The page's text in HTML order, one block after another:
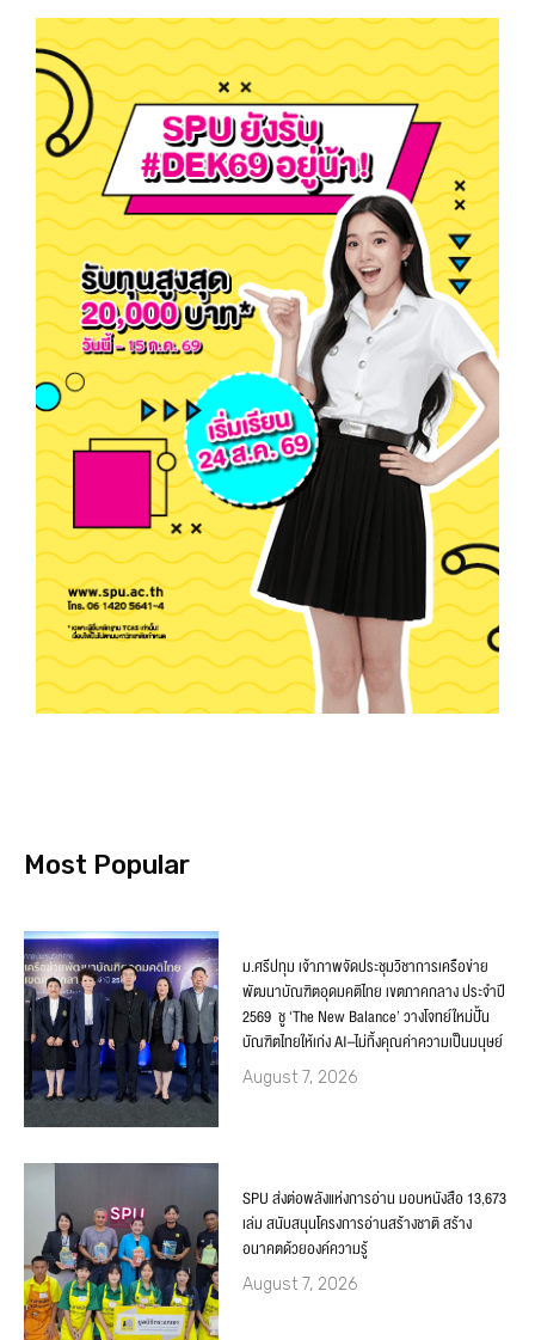
Most Popular
ม.ศรีปทุม เจ้าภาพจัดประชุมวิชาการเครือข่าย
พัฒนาบัณฑิตอุดมคติไทย เขตภาคกลาง ประจำปี
2569 ชู ‘The New Balance’ วางโจทย์ใหม่ปั้น
บัณฑิตไทยให้เก่ง AI–ไม่ทิ้งคุณค่าความเป็นมนุษย์
August 7, 2026
SPU ส่งต่อพลังแห่งการอ่าน มอบหนังสือ 13,673
เล่ม สนับสนุนโครงการอ่านสร้างชาติ สร้าง
อนาคตด้วยองค์ความรู้
August 7, 2026